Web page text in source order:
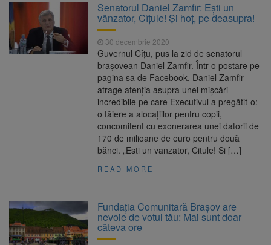
propriul record mondial. Betty Bromage a
zburat din nou pe aripa unui avion
9 august 2026
Avocații fraților Andrew și
Tristan Tate cer eliberarea lor pe cauțiune în
Se schimbă examenul de
medic specialist. Subiecte unice în toată țara,
aceeași oră și același barem
Se schimbă regulile pentru
capsulele de cafea și ambalajele de unică
folosință. Noul regulament UE se aplică din 12
Senatorul Daniel Zamfir: Ești un
vânzator, Cîțule! Și hoț, pe deasupra!
30 decembrie 2020
Guvernul Cîțu, pus la zid de senatorul
brașovean Daniel Zamfir. Într-o postare pe
pagina sa de Facebook, Daniel Zamfir
atrage atenția asupra unei mișcări
incredibile pe care Executivul a pregătit-o:
o tăiere a alocațiilor pentru copii,
concomitent cu exonerarea unei datorii de
170 de milioane de euro pentru două
bănci. „Esti un vanzator, Citule! Si […]
READ MORE
Fundația Comunitară Brașov are
nevoie de votul tău: Mai sunt doar
câteva ore